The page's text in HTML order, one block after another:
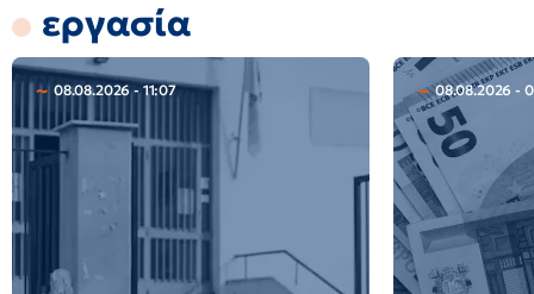
εργασία
08.08.2026 - 11:07 08.08.2026 -